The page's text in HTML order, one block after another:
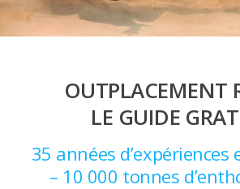
OUTPLACEMENT
LE GUIDE
35 années d’expériences
– 10 000 tonnes